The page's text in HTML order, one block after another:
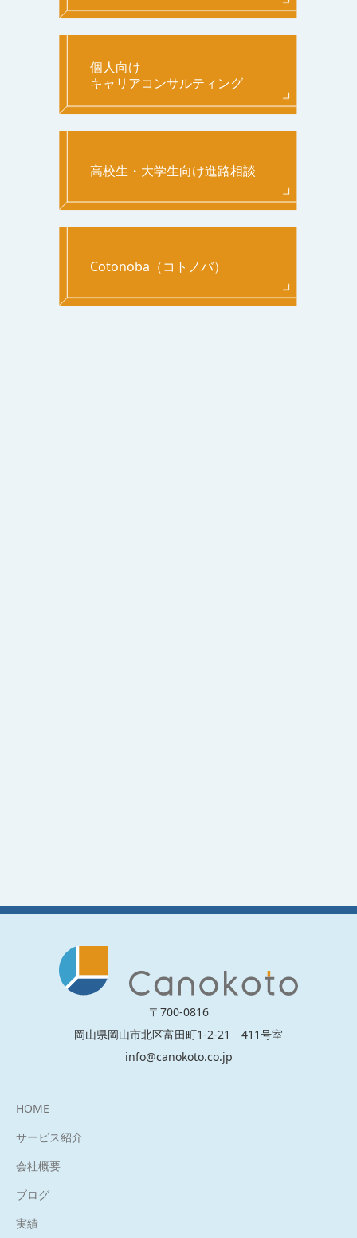
個人向け
キャリアコンサルティング
高校生・大学生向け進路相談
Cotonoba（コトノバ）
〒700-0816
岡山県岡山市北区富田町1-2-21 411号室
info@canokoto.co.jp
HOME
サービス紹介
会社概要
ブログ
実績